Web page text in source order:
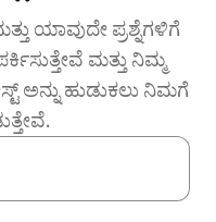
ಯಾವುದೇ ಪ್ರಶ್ನೆಗಳಿಗೆ
ಮತ್ತು ನಿಮ್ಮ
ಅನ್ನು ಹುಡುಕಲು ನಿಮಗೆ